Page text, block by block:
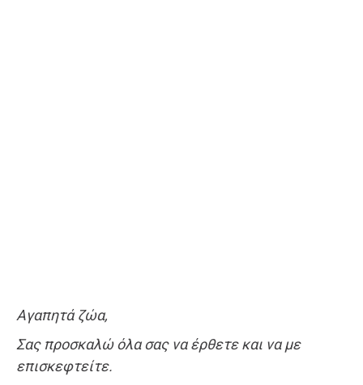
Αγαπητά ζώα,
Σας προσκαλώ όλα σας να έρθετεκαι να με
επισκεφτείτε.